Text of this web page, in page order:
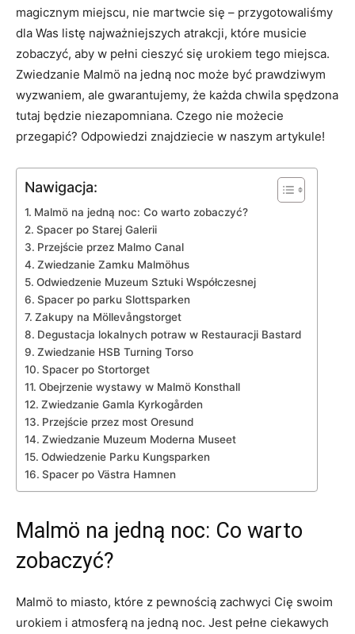
magicznym miejscu, nie martwcie się – przygotowaliśmy
dla Was listę najważniejszych ‌atrakcji, które musicie
zobaczyć, ⁢aby ⁣w pełni cieszyć się urokiem tego ‍miejsca.
Zwiedzanie Malmö na jedną ⁢noc może być prawdziwym
wyzwaniem, ale gwarantujemy, że każda chwila spędzona
tutaj będzie niezapomniana. Czego nie możecie
przegapić? Odpowiedzi znajdziecie ‌w naszym artykule!
Nawigacja:
Malmö na jedną noc: Co warto zobaczyć?
Spacer po Starej Galerii
Przejście przez Malmo Canal
Zwiedzanie Zamku Malmöhus
Odwiedzenie Muzeum⁤ Sztuki⁤ Współczesnej
Spacer po‌ parku Slottsparken
Zakupy na ⁢Möllevångstorget
Degustacja lokalnych potraw w‌ Restauracji Bastard
Zwiedzanie HSB Turning Torso
Spacer po Stortorget
Obejrzenie wystawy w Malmö Konsthall
Zwiedzanie Gamla Kyrkogården
Przejście przez most Oresund
Zwiedzanie Muzeum Moderna Museet
Odwiedzenie Parku Kungsparken
Spacer po Västra Hamnen
Malmö na jedną noc: Co warto
zobaczyć?
Malmö to miasto, ‍które z pewnością zachwyci Cię⁣ swoim‌
urokiem i atmosferą na jedną noc. Jest pełne ciekawych